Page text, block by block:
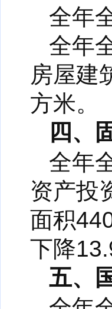
全年
全年
房屋建
方米。
四、
全年
资产投
面积
下降
五、